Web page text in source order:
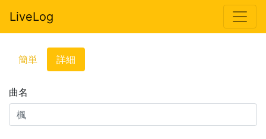
LiveLog
簡単 詳細
曲名